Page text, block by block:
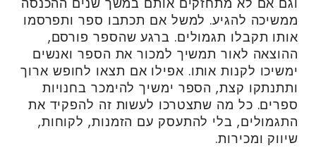
ממשיכה להגיע. למשל אם תכתבו ספר ותפרסמו
אותו תקבלו תגמולים. ברגע שהספר פורסם,
ההוצאה לאור תמשיך למכור את הספר ואנשים
ימשיכו לקנות אותו. אפילו אם תצאו לחופש ארוך
ותתנתקו קצת, הספר ימשיך להימכר בחנויות
ספרים. כל מה שתצטרכו לעשות זה להפקיד את
התגמולים, בלי להתעסק עם הזמנות, לקוחות,
שיווק ומכירות.